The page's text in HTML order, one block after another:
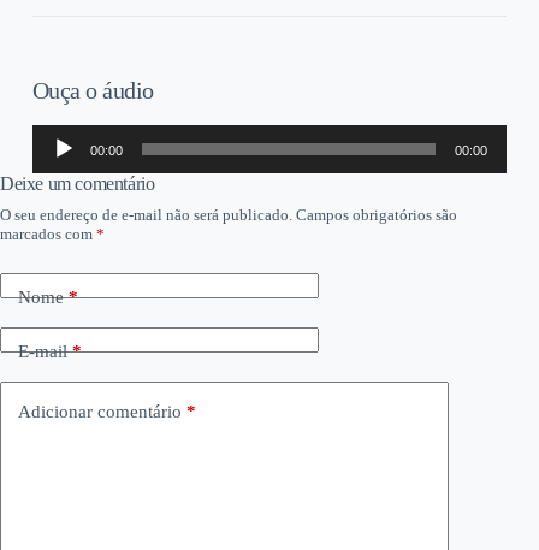
Ouça o áudio
Tocador
áudio
00:00 00:00
Deixe um comentário
O seu endereço de e-mail não será publicado. Campos obrigatórios são
marcados com *
Nome*
E-mail*
Adicionar comentário *